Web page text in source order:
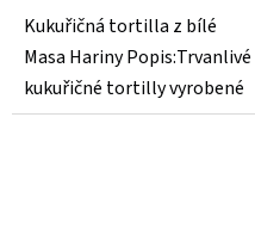
5
hvězdiček.
Kukuřičná tortilla z bílé
Masa Hariny Popis:Trvanlivé
kukuřičné tortilly vyrobené
z bílé masa...